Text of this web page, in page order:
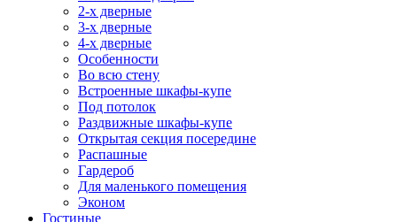
2-х дверные
3-х дверные
4-х дверные
Особенности
Во всю стену
Встроенные шкафы-купе
Под потолок
Раздвижные шкафы-купе
Открытая секция посередине
Распашные
Гардероб
Для маленького помещения
Эконом
Гостиные